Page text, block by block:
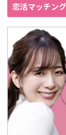
恋活マッチン